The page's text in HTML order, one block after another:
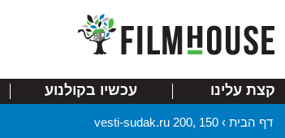
קצת עלינו עכשיו בקולנוע
דף הבית ›
vesti-sudak.ru 200, 150